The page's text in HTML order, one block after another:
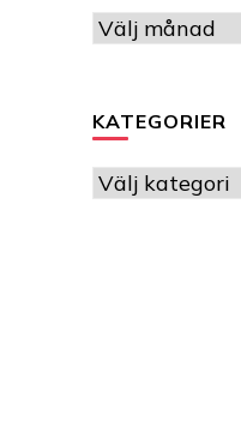
Arkiv
KATEGORIER
Kategorier